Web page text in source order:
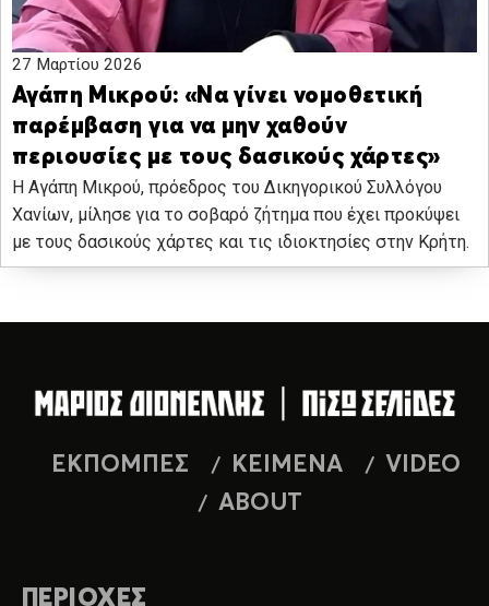
27 Μαρτίου 2026
Αγάπη Μικρού: «Να γίνει νομοθετική
παρέμβαση για να μην χαθούν
περιουσίες με τους δασικούς χάρτες»
Η Αγάπη Μικρού, πρόεδρος του Δικηγορικού Συλλόγου
Χανίων, μίλησε για το σοβαρό ζήτημα που έχει προκύψει
με τους δασικούς χάρτες και τις ιδιοκτησίες στην Κρήτη.
ΕΚΠΟΜΠΕΣ ΚΕΙΜΕΝΑ
VIDEO
ABOUT
ΠΕΡΙΟΧΕΣ